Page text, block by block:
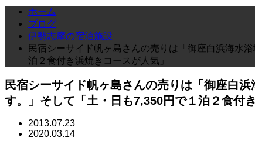
ホーム
ブログ
伊勢志摩の宿泊施設
民宿シーサイド帆ヶ島さんの売りは「御座白浜海水
泊２食付き浜焼きコースが人気」
民宿シーサイド帆ヶ島さんの売りは「御座白
す。」そして「土・日も7,350円で１泊２食付
2013.07.23
2020.03.14